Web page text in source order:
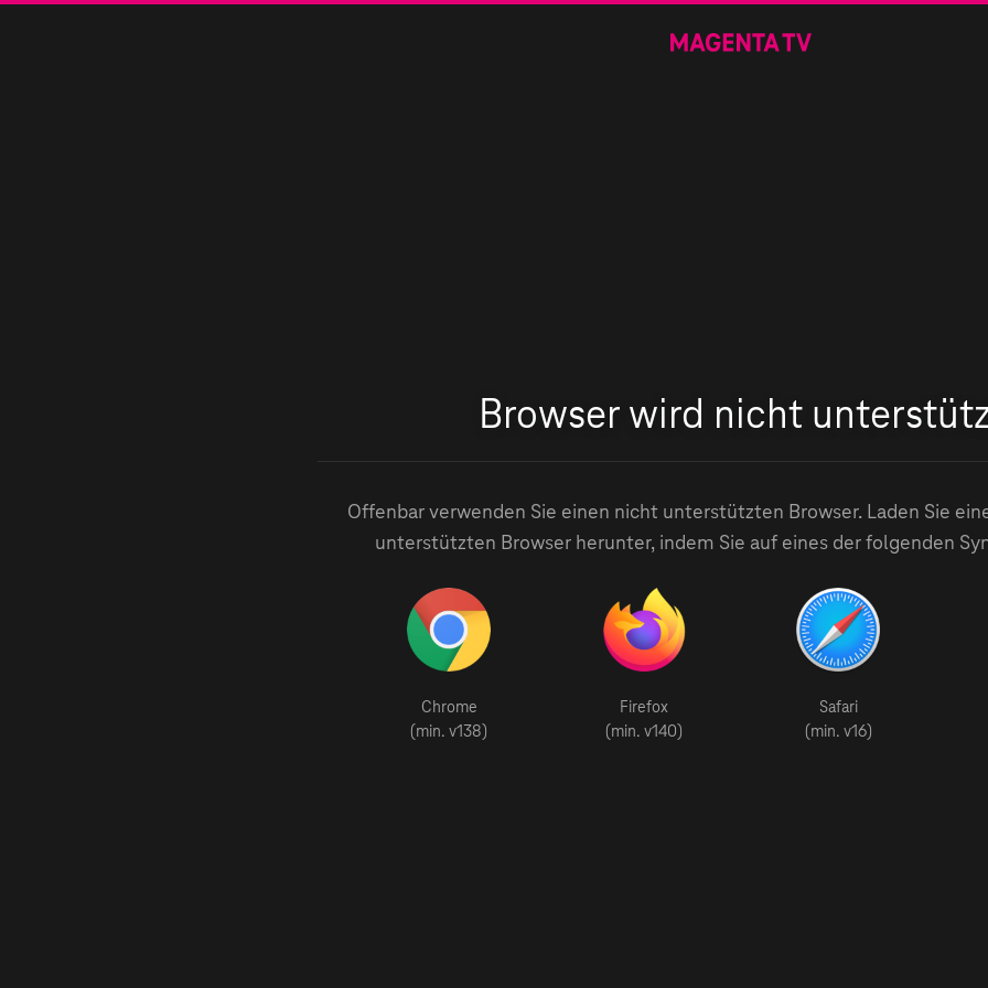
Browser wird nicht
Offenbar verwenden Sie einen nicht unterstützten Browser. Laden Sie
unterstützten Browser herunter, indem Sie auf eines der folgenden
Chrome
(min. v138)
Firefox
(min. v140)
Safari
(min. v16)